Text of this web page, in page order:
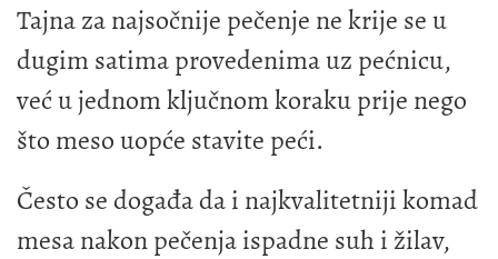
Tajna za najsočnije pečenje ne krije se u
dugim satima provedenima uz pećnicu,
već u jednom ključnom koraku prije nego
što meso uopće stavite peći.
Često se događa da i najkvalitetniji komad
mesa nakon pečenja ispadne suh i žilav,